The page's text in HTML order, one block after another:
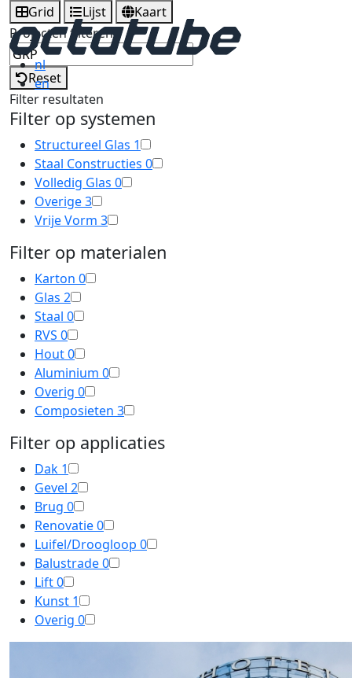
nl
en
Grid Lijst
Kaart
Projecten filteren
Reset
Filter resultaten
Filter op systemen
Structureel Glas 1
Staal Constructies 0
Volledig Glas 0
Overige3
Vrije Vorm 3
Filter op materialen
Karton 0
Glas 2
Staal 0
RVS 0
Hout0
Aluminium 0
Overig 0
Composieten 3
Filter op applicaties
Dak 1
Gevel 2
Brug 0
Renovatie0
Luifel/Droogloop 0
Balustrade0
Lift0
Kunst 1
Overig 0